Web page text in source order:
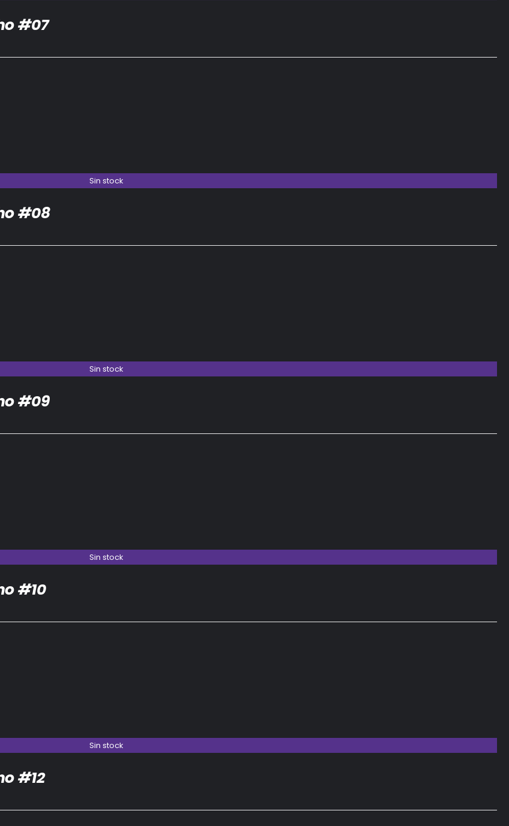
#07
Sin stock
#08
Sin stock
#09
Sin stock
#10
Sin stock
#12